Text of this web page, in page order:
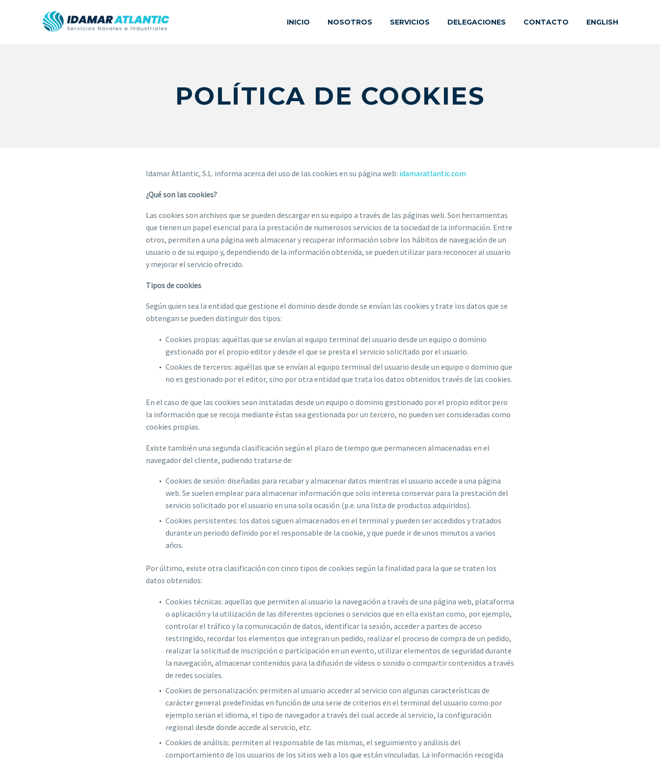
INICIO NOSOTROS SERVICIOS DELEGACIONES CONTACTO ENGLISH
POLÍTICA DE COOKIES
Idamar Atlantic, S.L. informa acerca del uso de las cookies en su página web: idamaratlantic.com
¿Qué son las cookies?
Las cookies son archivos que se pueden descargar en su equipo a través de las páginas web. Son herramientas
que tienen un papel esencial para la prestación de numerosos servicios de la sociedad de la información. Entre
otros, permiten a una página web almacenar y recuperar información sobre los hábitos de navegación de un
usuario o de su equipo y, dependiendo de la información obtenida, se pueden utilizar para reconocer al usuario
y mejorar el servicio ofrecido.
Tipos de cookies
Según quien sea la entidad que gestione el dominio desde donde se envían las cookies y trate los datos que se
obtengan se pueden distinguir dos tipos:
Cookies propias: aquéllas que se envían al equipo terminal del usuario desde un equipo o dominio
gestionado por el propio editor y desde el que se presta el servicio solicitado por el usuario.
Cookies de terceros: aquéllas que se envían al equipo terminal del usuario desde un equipo o dominio que
no es gestionado por el editor, sino por otra entidad que trata los datos obtenidos través de las cookies.
En el caso de que las cookies sean instaladas desde un equipo o dominio gestionado por el propio editor pero
la información que se recoja mediante éstas sea gestionada por un tercero, no pueden ser consideradas como
cookies propias.
Existe también una segunda clasificación según el plazo de tiempo que permanecen almacenadas en el
navegador del cliente, pudiendo tratarse de:
Cookies de sesión: diseñadas para recabar y almacenar datos mientras el usuario accede a una página
web. Se suelen emplear para almacenar información que solo interesa conservar para la prestación del
servicio solicitado por el usuario en una sola ocasión (p.e. una lista de productos adquiridos).
Cookies persistentes: los datos siguen almacenados en el terminal y pueden ser accedidos y tratados
durante un periodo definido por el responsable de la cookie, y que puede ir de unos minutos a varios
años.
Por último, existe otra clasificación con cinco tipos de cookies según la finalidad para la que se traten los
datos obtenidos:
Cookies técnicas: aquellas que permiten al usuario la navegación a través de una página web, plataforma
o aplicación y la utilización de las diferentes opciones o servicios que en ella existan como, por ejemplo,
controlar el tráfico y la comunicación de datos, identificar la sesión, acceder a partes de acceso
restringido, recordar los elementos que integran un pedido, realizar el proceso de compra de un pedido,
realizar la solicitud de inscripción o participación en un evento, utilizar elementos de seguridad durante
la navegación, almacenar contenidos para la difusión de vídeos o sonido o compartir contenidos a través
de redes sociales.
Cookies de personalización: permiten al usuario acceder al servicio con algunas características de
carácter general predefinidas en función de una serie de criterios en el terminal del usuario como por
ejemplo serian el idioma, el tipo de navegador a través del cual accede al servicio, la configuración
regional desde donde accede al servicio, etc.
Cookies de análisis: permiten al responsable de las mismas, el seguimiento y análisis del
comportamiento de los usuarios de los sitios web a los que están vinculadas. La información recogida